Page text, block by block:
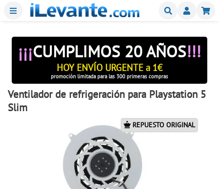
Menu Buscar
¡¡¡CUMPLIMOS 20 AÑOS!!!
HOY ENVÍO URGENTE a 1€
promoción limitada para las 300 primeras compras
Ventilador de refrigeración para Playstation 5
Slim
REPUESTO ORIGINAL